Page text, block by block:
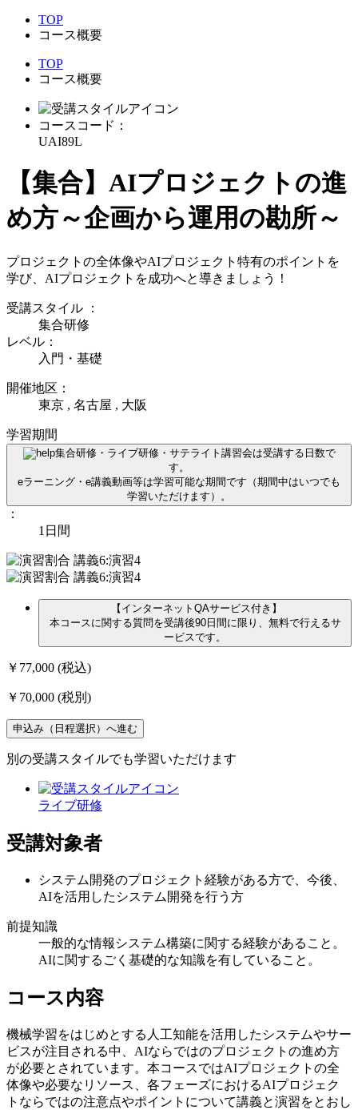
TOP
コース概要
TOP
コース概要
コースコード：
UAI89L
【集合】AIプロジェクトの進
め方～企画から運用の勘所～
プロジェクトの全体像やAIプロジェクト特有のポイントを
学び、AIプロジェクトを成功へと導きましょう！
受講スタイル ：
集合研修
レベル：
入門・基礎
開催地区：
東京 , 名古屋 , 大阪
学習期間
集合研修・ライブ研修・サテライト講習会は受講する日数で
す。
eラーニング・e講義動画等は学習可能な期間です（期間中はいつでも
学習いただけます）。
：
1日間
【インターネットQAサービス付き】
本コースに関する質問を受講後90日間に限り、無料で行えるサ
ービスです。
￥77,000 (税込)
￥70,000 (税別)
申込み（日程選択）へ進む
別の受講スタイルでも学習いただけます
ライブ研修
受講対象者
システム開発のプロジェクト経験がある方で、今後、
AIを活用したシステム開発を行う方
前提知識
一般的な情報システム構築に関する経験があること。
AIに関するごく基礎的な知識を有していること。
コース内容
機械学習をはじめとする人工知能を活用したシステムやサー
ビスが注目される中、AIならではのプロジェクトの進め方
が必要とされています。本コースではAIプロジェクトの全
体像や必要なリソース、各フェーズにおけるAIプロジェク
トならではの注意点やポイントについて講義と演習をとおし